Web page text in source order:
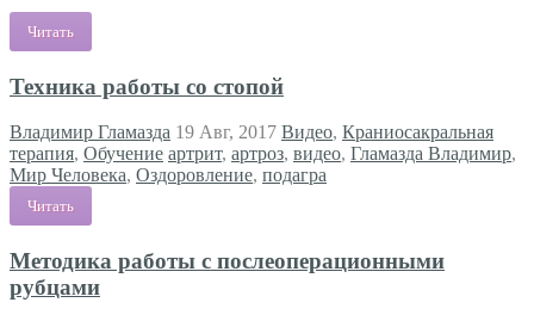
Читать
Техника работы со стопой
Владимир Гламазда 19 Авг, 2017 Видео, Краниосакральная
терапия, Обучение артрит, артроз, видео, Гламазда Владимир,
Мир Человека, Оздоровление, подагра
Читать
Методика работы с послеоперационными
рубцами